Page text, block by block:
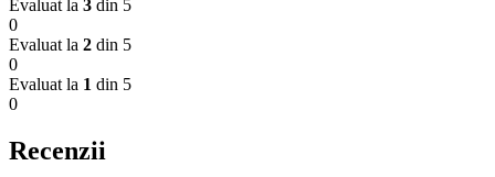
Evaluat la 3 din 5
0
Evaluat la 2 din 5
0
Evaluat la 1 din 5
0
Recenzii